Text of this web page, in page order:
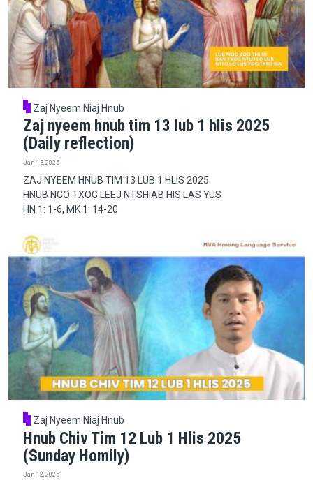
Zaj Nyeem Niaj Hnub
Zaj nyeem hnub tim 13 lub 1 hlis 2025
(Daily reflection)
Jan 13, 2025
ZAJ NYEEM HNUB TIM 13 LUB 1 HLIS 2025
HNUB NCO TXOG LEEJ NTSHIAB HIS LAS YUS
HN 1: 1-6, MK 1: 14-20
Zaj Nyeem Niaj Hnub
Hnub Chiv Tim 12 Lub 1 Hlis 2025
(Sunday Homily)
Jan 12, 2025